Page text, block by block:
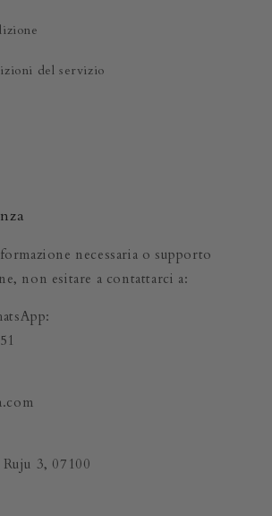
del servizio
necessaria o supporto
non esitare a contattarci a:
Ruju 3, 07100